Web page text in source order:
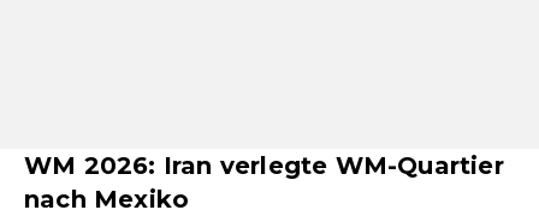
WM 2026: Iran verlegte WM-Quartier
nach Mexiko